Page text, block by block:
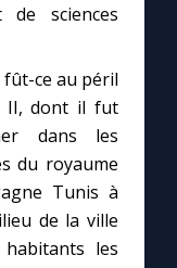
de sciences
ce au péril
II, dont il fut
dans les
du royaume
Tunis à
de la ville
les